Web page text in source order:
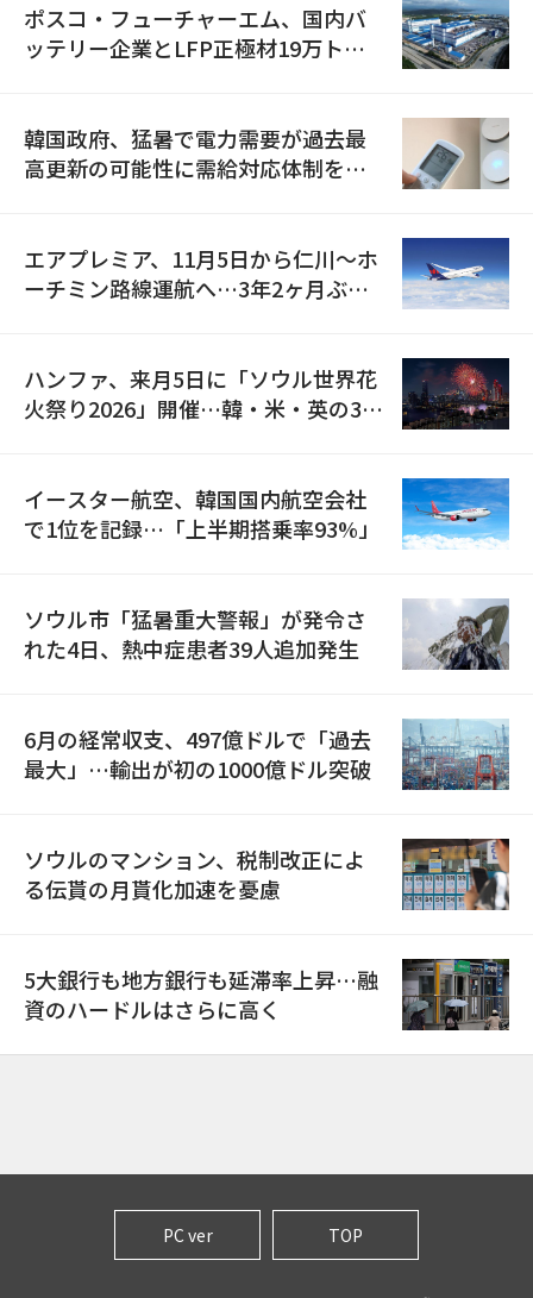
ポスコ・フューチャーエム、国内バ
ッテリー企業とLFP正極材19万トン
韓国政府、猛暑で電力需要が過去最
高更新の可能性に需給対応体制を点
エアプレミア、11月5日から仁川〜ホ
ーチミン路線運航へ…3年2ヶ月ぶり
ハンファ、来月5日に「ソウル世界花
火祭り2026」開催…韓・米・英の3カ
イースター航空、韓国国内航空会社
で1位を記録…「上半期搭乗率93%」
ソウル市「猛暑重大警報」が発令さ
れた4日、熱中症患者39人追加発生
6月の経常収支、497億ドルで「過去
最大」…輸出が初の1000億ドル突破
ソウルのマンション、税制改正によ
る伝貰の月貰化加速を憂慮
5大銀行も地方銀行も延滞率上昇…融
資のハードルはさらに高く
PC ver TOP